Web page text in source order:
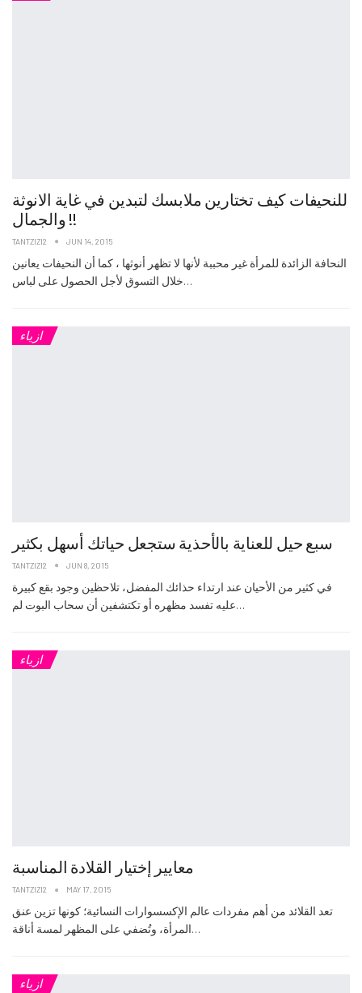
للنحيفات كيف تختارين ملابسك لتبدين في غاية الانوثة
والجمال !!
TANTZIZI2 JUN 14, 2015
النحافة الزائدة للمرأة غير محببة لأنها لا تظهر أنوثها ، كما أن النحيفات يعانين
خلال التسوق لأجل الحصول على لباس…
ازياء
سبع حيل للعناية بالأحذية ستجعل حياتك أسهل بكثير
TANTZIZI2 JUN 8, 2015
في كثير من الأحيان عند ارتداء حذائك المفضل، تلاحظين وجود بقع كبيرة
عليه تفسد مظهره أو تكتشفين أن سحاب البوت لم…
ازياء
معايير إختيار القلادة المناسبة
TANTZIZI2 MAY 17, 2015
تعد القلائد من أهم مفردات عالم الإكسسوارات النسائية؛ كونها تزين عنق
المرأة، وتُضفي على المظهر لمسة أناقة…
ازياء